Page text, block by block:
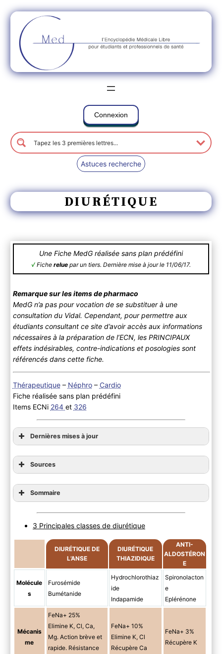
Connexion
Astuces recherche
DIURÉTIQUE
Une Fiche MedG réalisée sans plan prédéfini
√ Fiche relue par un tiers. Dernière mise à jour le 11/06/17.
Remarque sur les items de pharmaco
MedG n’a pas pour vocation de se substituer à une
consultation du Vidal. Cependant, pour permettre aux
étudiants consultant ce site d’avoir accès aux informations
nécessaires à la préparation de l’ECN, les PRINCIPAUX
effets indésirables, contre-indications et posologies sont
référencés dans cette fiche.
Thérapeutique– Néphro– Cardio
Fiche réalisée sans plan prédéfini
Items ECNi 264 et 326
Dernières mises à jour
Sources
Sommaire
3 Principales classes de diurétique
DIURÉTIQUE DE
L’ANSE
DIURÉTIQUE
THIAZIDIQUE
ANTI-
ALDOSTÉRON
E
Molécule
s
Furosémide
Bumétanide
Hydrochlorothiaz
ide
Indapamide
Spironolacton
e
Eplérénone
Mécanis
me
FeNa+ 25%
Elimine K, Cl, Ca,
Mg. Action brève et
rapide. Résistance
FeNa+ 10%
Elimine K, Cl
Récupère Ca
FeNa+ 3%
Récupère K